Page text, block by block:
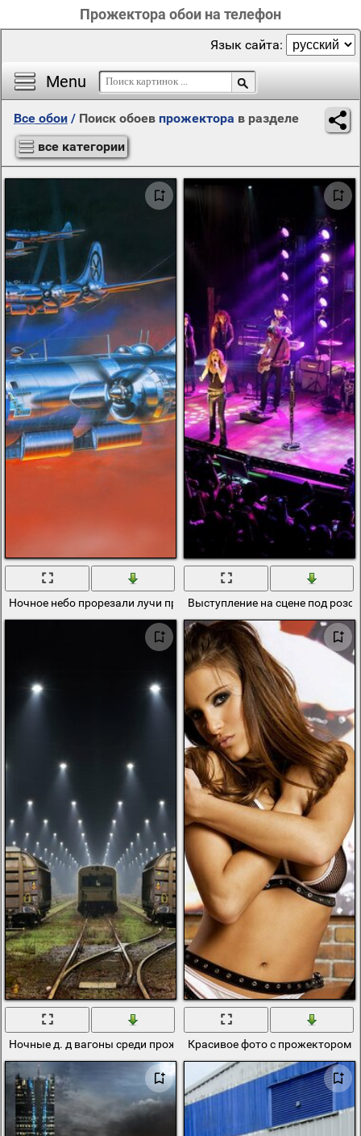
Прожектора обои на телефон
Menu
Язык сайта:
Все обои / Поиск обоев прожектора в разделе
все категории
Ночное небо прорезали лучи прожекторов, амениканских
Выступление на сцене под
Ночные д. д вагоны среди прожекторовКрасивое фото с прожектором